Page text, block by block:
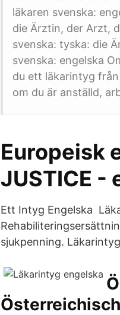
läkaren svenska:
die Ärztin, der Arzt,
svenska: tyska: die
svenska: engelska
du ett läkarintyg
om du är anställd,
Europeisk
JUSTICE -
Ett Intyg Engelska
sjukpenning.